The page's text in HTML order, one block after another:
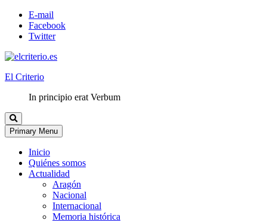
E-mail
Facebook
Twitter
El Criterio
In principio erat Verbum
Primary Menu
Inicio
Quiénes somos
Actualidad
Aragón
Nacional
Internacional
Memoria histórica